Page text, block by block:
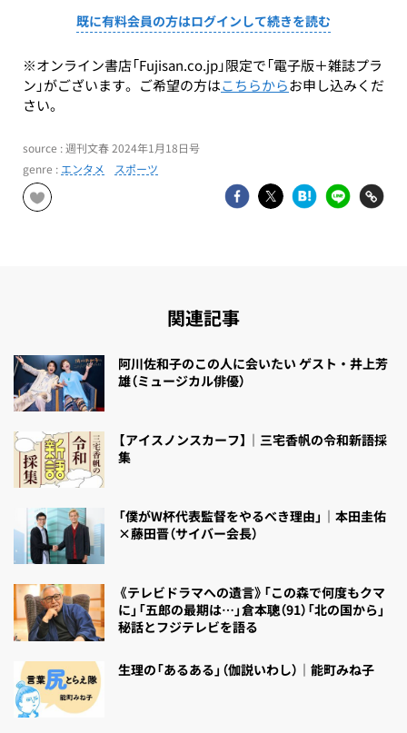
既に有料会員の方はログインして続きを読む
※オンライン書店「Fujisan.co.jp」限定で「電子版＋雑誌プラ
ン」がございます。ご希望の方はこちらからお申し込みくだ
さい。
source : 週刊文春 2024年1月18日号
genre : エンタメ スポーツ
関連記事
阿川佐和子のこの人に会いたい ゲスト・井上芳
雄（ミュージカル俳優）
【アイスノンスカーフ】｜三宅香帆の令和新語採
集
「僕がW杯代表監督をやるべき理由」｜本田圭佑
×藤田晋（サイバー会長）
《テレビドラマへの遺言》「この森で何度もクマ
に」「五郎の最期は…」倉本聰（91）「北の国から」
秘話とフジテレビを語る
生理の「あるある」（伽説いわし）｜能町みね子